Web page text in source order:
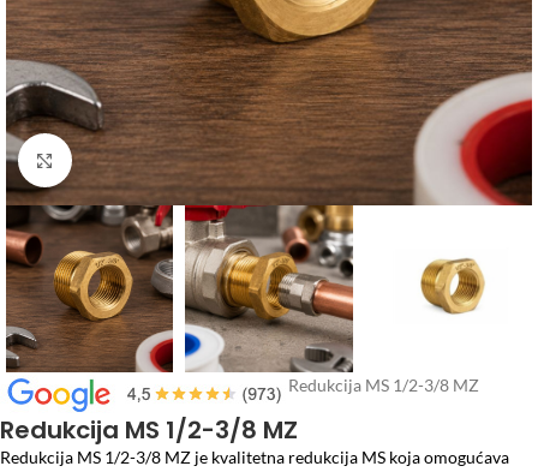
Click to enlarge
Početna/Vodomaterijal /PVC fitinzi/ Redukcija MS 1/2-3/8 MZ
Redukcija MS 1/2-3/8 MZ
Redukcija MS 1/2-3/8 MZ je kvalitetna redukcija MS koja omogućava